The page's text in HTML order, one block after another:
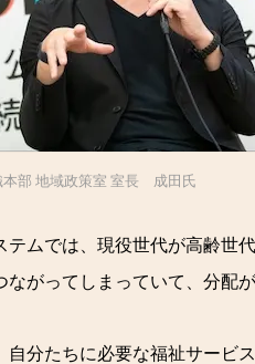
本部 地域政策室 室長 成田氏
テムでは、現役世代が高齢世
がってしまっていて、分配
自分たちに必要な福祉サービ